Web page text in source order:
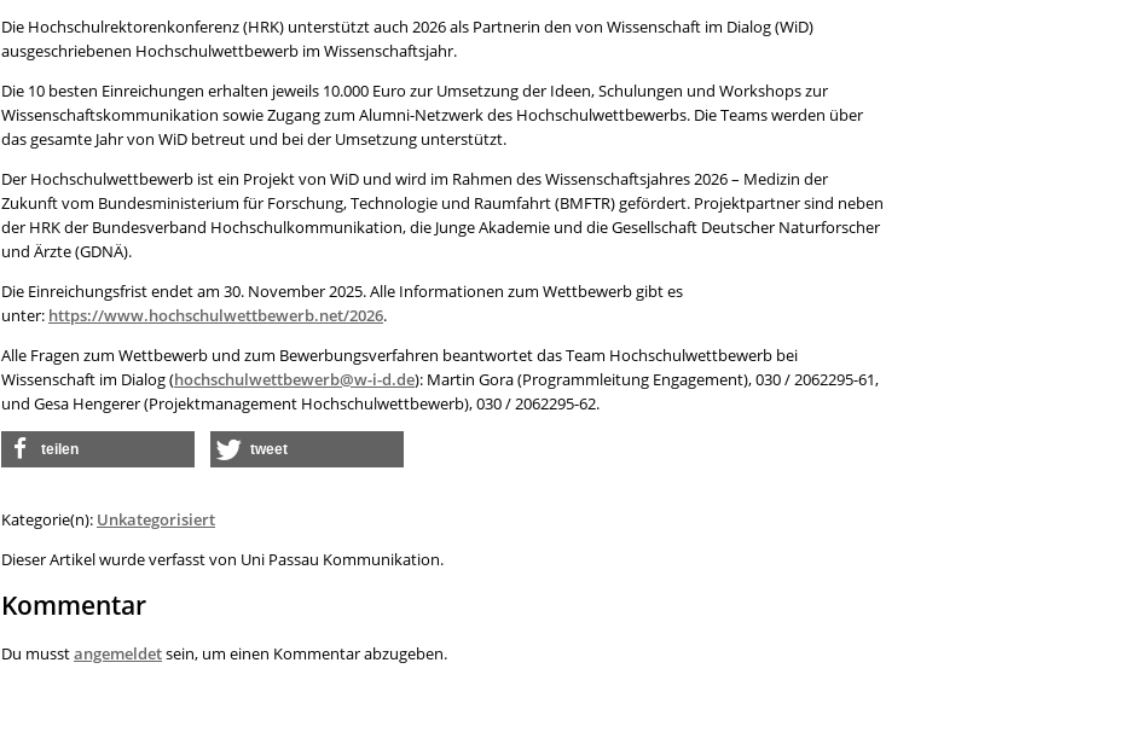
Die Hochschulrektorenkonferenz (HRK) unterstützt auch 2026 als Partnerin den von Wissenschaft im Dialog (WiD)
ausgeschriebenen Hochschulwettbewerb im Wissenschaftsjahr.
Die 10 besten Einreichungen erhalten jeweils 10.000 Euro zur Umsetzung der Ideen, Schulungen und Workshops zur
Wissenschaftskommunikation sowie Zugang zum Alumni-Netzwerk des Hochschulwettbewerbs. Die Teams werden über
das gesamte Jahr von WiD betreut und bei der Umsetzung unterstützt.
Der Hochschulwettbewerb ist ein Projekt von WiD und wird im Rahmen des Wissenschaftsjahres 2026 – Medizin der
Zukunft vom Bundesministerium für Forschung, Technologie und Raumfahrt (BMFTR) gefördert. Projektpartner sind neben
der HRK der Bundesverband Hochschulkommunikation, die Junge Akademie und die Gesellschaft Deutscher Naturforscher
und Ärzte (GDNÄ).
Die Einreichungsfrist endet am 30. November 2025. Alle Informationen zum Wettbewerb gibt es
unter: https://www.hochschulwettbewerb.net/2026.
Alle Fragen zum Wettbewerb und zum Bewerbungsverfahren beantwortet das Team Hochschulwettbewerb bei
Wissenschaft im Dialog (hochschulwettbewerb@w-i-d.de): Martin Gora (Programmleitung Engagement), 030 / 2062295-61,
und Gesa Hengerer (Projektmanagement Hochschulwettbewerb), 030 / 2062295-62.
teilen tweet
Kategorie(n): Unkategorisiert
Dieser Artikel wurde verfasst von Uni Passau Kommunikation.
Kommentar
Du musstangemeldetsein, um einen Kommentar abzugeben.